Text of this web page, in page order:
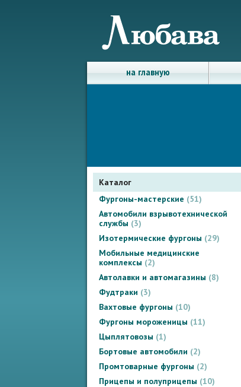
на главную
Каталог
Фургоны-мастерские
51
Автомобили взрывотехнической
службы
3
Изотермические фургоны
29
Мобильные медицинские
комплексы
2
Автолавки и автомагазины
8
Фудтраки
3
Вахтовые фургоны 10
Фургоны мороженицы 11
Цыплятовозы 1
Бортовые автомобили
2
Промтоварные фургоны
2
Прицепы и полуприцепы 10